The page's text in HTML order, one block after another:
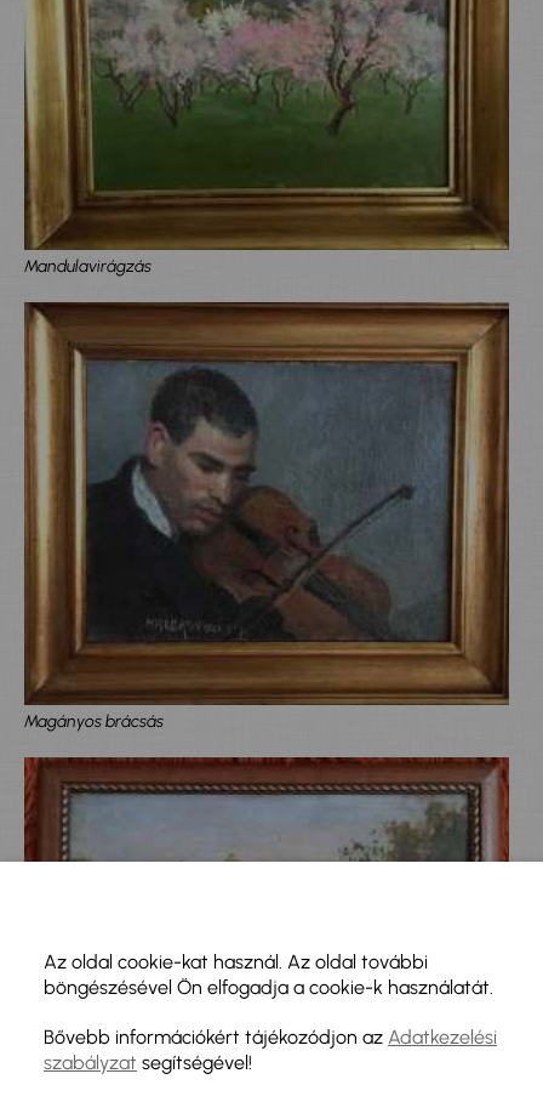
Mandulavirágzás
Magányos brácsás
Az oldal cookie-kat használ. Az oldal további
böngészésével Ön elfogadja a cookie-k használatát.
Bővebb információkért tájékozódjon az Adatkezelési
szabályzat segítségével!